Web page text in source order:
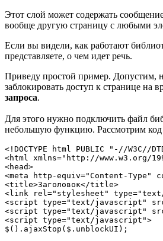
Этот слой может содержать
вообще другую страницу с любыми
Если вы видели, как работают
представляете, о чем идет речь.
Приведу простой пример. Допустим,
заблокировать доступ к странице на
запроса.
Для этого нужно подключить файл
небольшую функцию. Рассмотрим
<!DOCTYPE html PUBLIC "-//
<html xmlns="http://www.w3.org/
<head>
<meta http-equiv="Content-
<title>Заголовок</title>
<link rel="stylesheet"
<script type="text/javascript"
<script type="text/javascript"
<script type="text/javascript">
$().ajaxStop($.unblockUI);